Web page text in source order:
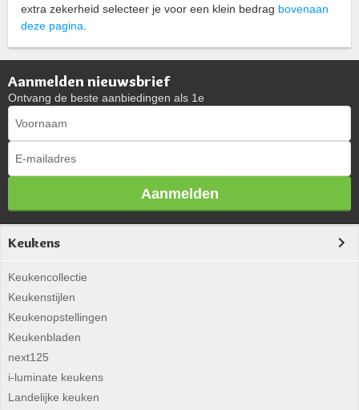
extra zekerheid selecteer je voor een klein bedrag bovenaan
deze pagina.
Aanmelden nieuwsbrief
Ontvang de beste aanbiedingen als 1e
Aanmelden
Keukens
Keukencollectie
Keukenstijlen
Keukenopstellingen
Keukenbladen
next125
i-luminate keukens
Landelijke keuken